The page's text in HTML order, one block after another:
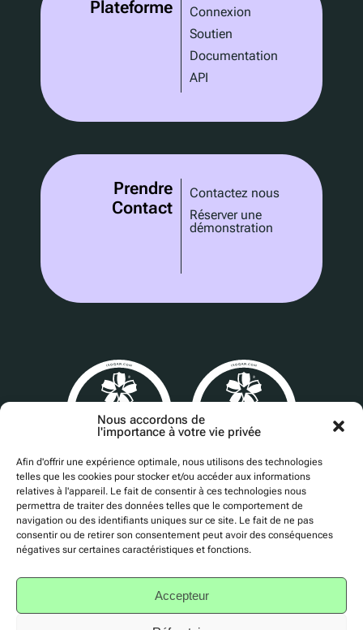
Nous accordons de
l'importance à votre vie privée
Afin d'offrir une expérience optimale, nous utilisons des technologies
telles que les cookies pour stocker et/ou accéder aux informations
relatives à l'appareil. Le fait de consentir à ces technologies nous
permettra de traiter des données telles que le comportement de
navigation ou des identifiants uniques sur ce site. Le fait de ne pas
consentir ou de retirer son consentement peut avoir des conséquences
négatives sur certaines caractéristiques et fonctions.
Accepteur
Plateforme
Connexion
Soutien
Documentation
API
Prendre
Contact
Contactez nous
Réserver une
démonstration
Cert No. 24840
Politique de confidentialité
Conditions d'utilisation